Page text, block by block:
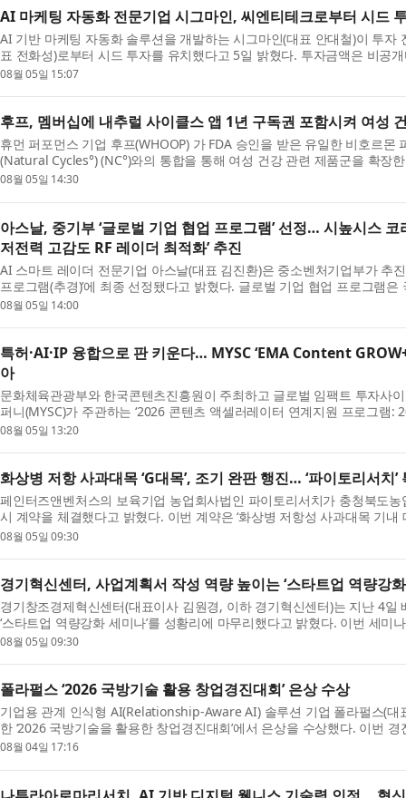
AI 마케팅 자동화 전문기업 시그마인, 씨엔티테크로부터 시드
AI 기반 마케팅 자동화 솔루션을 개발하는 시그마인(대표 안대철)이 투자
표 전화성)로부터 시드 투자를 유치했다고 5일 밝혔다. 투자금액은 비공
기진화 엔진 및 B2B SaaS 플랫폼 ‘시그마인’의 고...
08월 05일 15:07
후프, 멤버십에 내추럴 사이클스 앱 1년 구독권 포함시켜 여성
휴먼 퍼포먼스 기업 후프(WHOOP) 가 FDA 승인을 받은 유일한 비호르몬
(Natural Cycles°) (NC°)와의 통합을 통해 여성 건강 관련 제품군을 확장
을 충족하는 내추럴 사이클스 신규 사용자에게 NC° 앱 12개...
08월 05일 14:30
아스날, 중기부 ‘글로벌 기업 협업 프로그램’ 선정… 시높시스 코
저전력 고감도 RF 레이더 최적화’ 추진
AI 스마트 레이더 전문기업 아스날(대표 김진환)은 중소벤처기업부가 추
프로그램(추경)’에 최종 선정됐다고 밝혔다. 글로벌 기업 협업 프로그램
기술 기업과 협력해 혁신 기술을 고도화하고 글로...
08월 05일 14:00
특허·AI·IP 융합으로 판 키운다… MYSC ‘EMA Content
아
문화체육관광부와 한국콘텐츠진흥원이 주최하고 글로벌 임팩트 투자사
퍼니(MYSC)가 주관하는 ‘2026 콘텐츠 액셀러레이터 연계지원 프로그램:
기업들이 올 6~7월 한층 내실 있는 비즈니스 성과를 창출...
08월 05일 13:20
화상병 저항 사과대목 ‘G대목’, 조기 완판 행진… ‘파이토리서치
페인터즈앤벤처스의 보육기업 농업회사법인 파이토리서치가 충청북도
시 계약을 체결했다고 밝혔다. 이번 계약은 ‘화상병 저항성 사과대목 기내
배양 특허 기술이 대상이다. 과수화상병은 전염성이 ...
08월 05일 09:30
경기혁신센터, 사업계획서 작성 역량 높이는 ‘스타트업 역량강
경기창조경제혁신센터(대표이사 김원경, 이하 경기혁신센터)는 지난 4일
‘스타트업 역량강화 세미나’를 성황리에 마무리했다고 밝혔다. 이번 세미
서 작성 역량을 강화하고 정부지원사업 및 투자유치 ...
08월 05일 09:30
폴라펄스 ‘2026 국방기술 활용 창업경진대회’ 은상 수상
기업용 관계 인식형 AI(Relationship-Aware AI) 솔루션 기업 폴라펄스(대
한 ‘2026 국방기술을 활용한 창업경진대회’에서 은상을 수상했다. 이번
지 서울 양재 aT센터 제2전시장에서 열린 ‘제9회 국...
08월 04일 17:16